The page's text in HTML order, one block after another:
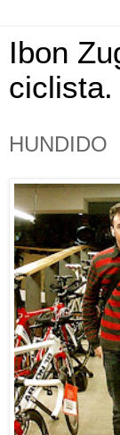
Ibon
ciclista.
HUNDIDO